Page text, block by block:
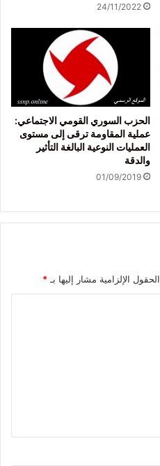
24/11/2022
الحزب السوري القومي الاجتماعي:
عملية المقاومة ترقى إلى مستوى
العمليات النوعية البالغة التأثير
والدقة
01/09/2019
الحقول الإلزامية مشار إليها بـ *